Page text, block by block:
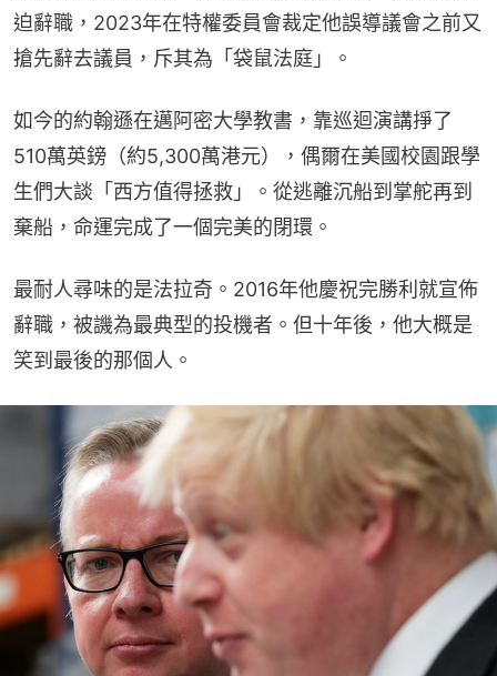
迫辭職，2023年在特權委員會裁定他誤導議會之前又
搶先辭去議員，斥其為「袋鼠法庭」。
如今的約翰遜在邁阿密大學教書，靠巡迴演講掙了
510萬英鎊（約5,300萬港元），偶爾在美國校園跟學
生們大談「西方值得拯救」。從逃離沉船到掌舵再到
棄船，命運完成了一個完美的閉環。
最耐人尋味的是法拉奇。2016年他慶祝完勝利就宣佈
辭職，被譏為最典型的投機者。但十年後，他大概是
笑到最後的那個人。